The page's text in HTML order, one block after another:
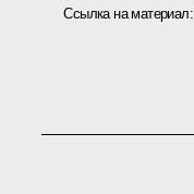
Ссылка на материал: